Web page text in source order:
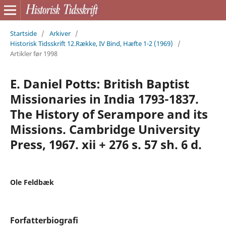
Startside / Arkiver /
Historisk Tidsskrift 12.Række, IV Bind, Hæfte 1-2 (1969)
/
Artikler før 1998
E. Daniel Potts: British Baptist
Missionaries in India 1793-1837.
The History of Serampore and its
Missions. Cambridge University
Press, 1967. xii + 276 s. 57 sh. 6 d.
Ole Feldbæk
Forfatterbiografi